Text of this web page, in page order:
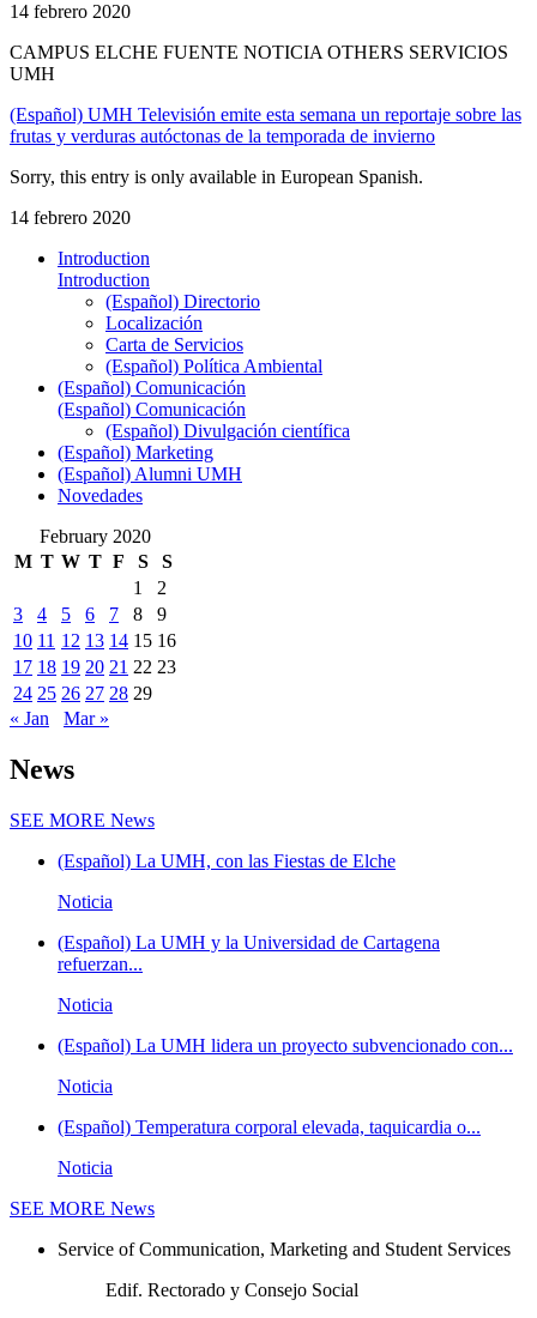
14 febrero 2020
CAMPUS ELCHE FUENTE NOTICIA OTHERS SERVICIOS
UMH
(Español) UMH Televisión emite esta semana un reportaje sobre las
frutas y verduras autóctonas de la temporada de invierno
Sorry, this entry is only available in European Spanish.
14 febrero 2020
Introduction
Introduction
(Español) Directorio
Localización
Carta de Servicios
(Español) Política Ambiental
(Español) Comunicación
(Español) Comunicación
(Español) Divulgación científica
(Español) Marketing
(Español) Alumni UMH
Novedades
February 2020
M T W T F S
S
1
2
3
4 5 6 7 8
9
10 11 12 13 14 15 16
17 18 19 20 21 22 23
24 25 26 27 28 29
« Jan
Mar »
News
SEE MORE News
(Español) La UMH, con las Fiestas de Elche
Noticia
(Español) La UMH y la Universidad de Cartagena
refuerzan...
Noticia
(Español) La UMH lidera un proyecto subvencionado con...
Noticia
(Español) Temperatura corporal elevada, taquicardia o...
Noticia
SEE MORE News
Service of Communication, Marketing and Student Services
Edif. Rectorado y Consejo Social